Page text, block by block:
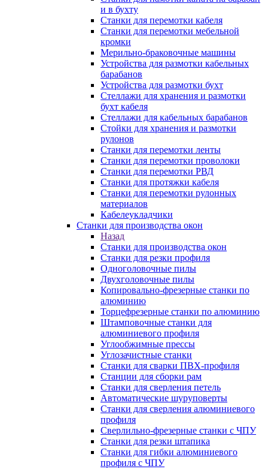
и в бухту
Станки для перемотки кабеля
Станки для перемотки мебельной
кромки
Мерильно-браковочные машины
Устройства для размотки кабельных
барабанов
Устройства для размотки бухт
Стеллажи для хранения и размотки
бухт кабеля
Стеллажи для кабельных барабанов
Стойки для хранения и размотки
рулонов
Станки для перемотки ленты
Станки для перемотки проволоки
Станки для перемотки РВД
Станки для протяжки кабеля
Станки для перемотки рулонных
материалов
Кабелеукладчики
Станки для производства окон
Назад
Станки для производства окон
Станки для резки профиля
Одноголовочные пилы
Двухголовочные пилы
Копировально-фрезерные станки по
алюминию
Торцефрезерные станки по алюминию
Штамповочные станки для
алюминиевого профиля
Углообжимные прессы
Углозачистные станки
Станки для сварки ПВХ-профиля
Станции для сборки рам
Станки для сверления петель
Автоматические шуруповерты
Станки для сверления алюминиевого
профиля
Сверлильно-фрезерные станки с ЧПУ
Станки для резки штапика
Станки для гибки алюминиевого
профиля с ЧПУ